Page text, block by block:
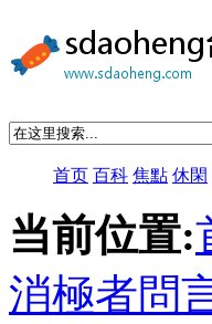
首页 百科 焦點 休閑
当前位置:
消極者問